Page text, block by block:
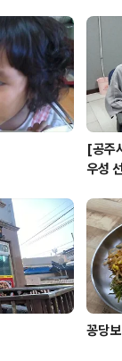
[공주
우성
꽁당